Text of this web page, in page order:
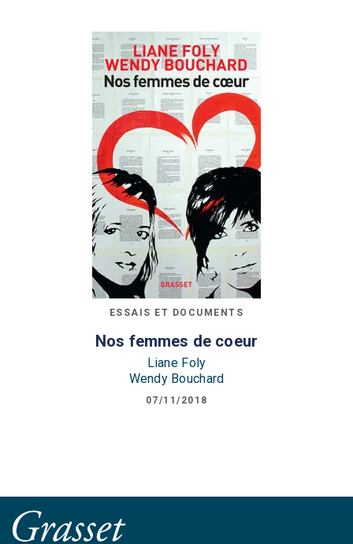
ESSAIS ET DOCUMENTS
Nos femmes de coeur
Liane Foly
Wendy Bouchard
07/11/2018